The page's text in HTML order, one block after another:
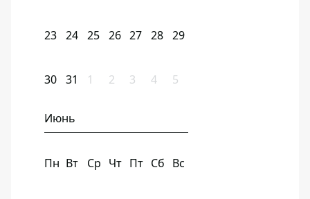
23 24 25 26 27 28 29
30 31 1 2 3 4 5
Июнь
Пн Вт Ср Чт Пт Сб Вс